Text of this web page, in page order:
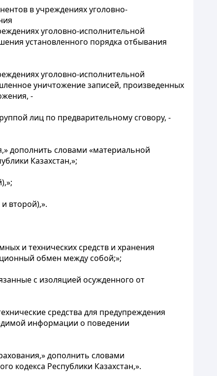
в учреждениях уголовно-
уголовно-исполнительной
установленного порядка отбывания
уголовно-исполнительной
уничтожение записей, произведенных
-
лиц по предварительному сговору, -
дополнить словами «материальной
Казахстан,»;
второй),».
и технических средств и хранения
обмен между собой;»;
с изоляцией осужденного от
средства для предупреждения
информации о поведении
дополнить словами
кодекса Республики Казахстан,».